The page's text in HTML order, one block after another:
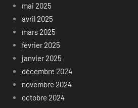
mai 2025
avril 2025
mars 2025
février 2025
janvier 2025
décembre 2024
novembre 2024
octobre 2024